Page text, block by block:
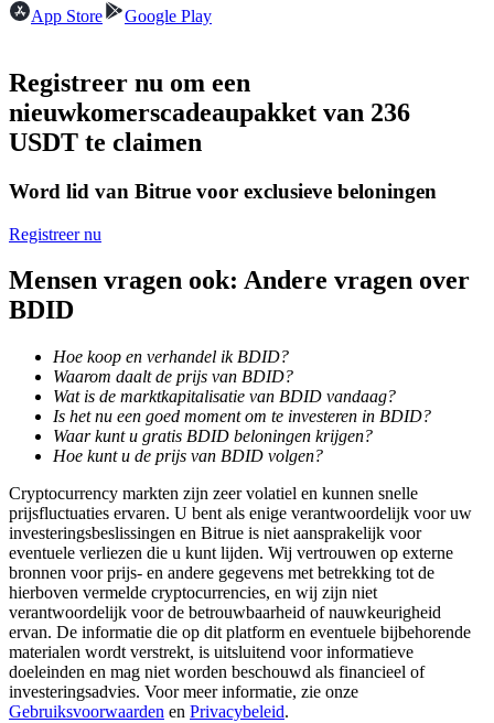
Word een Copy Trader
Geniet van winstdeling en copy trading commissies
Big data-analyse inclusief handelsinformatie, enz.
Gids
Futures-startgids
App Store
Google Play
Registreer nu om een
nieuwkomerscadeaupakket van 236
USDT te claimen
Word lid van Bitrue voor exclusieve beloningen
Registreer nu
Mensen vragen ook: Andere vragen over
BDID
Hoe koop en verhandel ik BDID?
Waarom daalt de prijs van BDID?
Wat is de marktkapitalisatie van BDID vandaag?
Is het nu een goed moment om te investeren in BDID?
Waar kunt u gratis BDID beloningen krijgen?
Hoe kunt u de prijs van BDID volgen?
Cryptocurrency markten zijn zeer volatiel en kunnen snelle
prijsfluctuaties ervaren. U bent als enige verantwoordelijk voor uw
investeringsbeslissingen en Bitrue is niet aansprakelijk voor
eventuele verliezen die u kunt lijden. Wij vertrouwen op externe
bronnen voor prijs- en andere gegevens met betrekking tot de
hierboven vermelde cryptocurrencies, en wij zijn niet
verantwoordelijk voor de betrouwbaarheid of nauwkeurigheid
ervan. De informatie die op dit platform en eventuele bijbehorende
materialen wordt verstrekt, is uitsluitend voor informatieve
doeleinden en mag niet worden beschouwd als financieel of
investeringsadvies. Voor meer informatie, zie onze
Gebruiksvoorwaarden en Privacybeleid.